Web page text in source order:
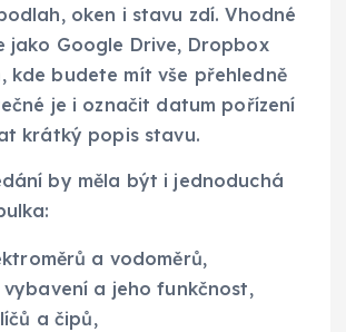
oken i stavu zdí. Vhodné
jako Google Drive, Dropbox
kde budete mít vše přehledně
je i označit datum pořízení
krátký popis stavu.
by měla být i jednoduchá
a vodoměrů,
vybavení a jeho funkčnost,
a čipů,